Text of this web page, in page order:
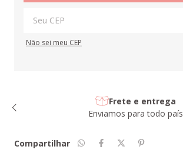
Não sei meu CEP
Frete e entrega
Enviamos para todo país
Compartilhar